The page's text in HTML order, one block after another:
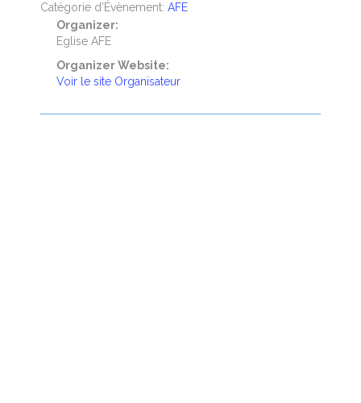
Catégorie d’Évènement: AFE
Organizer:
Eglise AFE
Organizer Website:
Voir le site Organisateur